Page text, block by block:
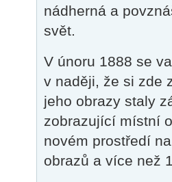
nádherná a
svět.
V únoru 1888 se
v naději, že si zde
jeho obrazy staly
zobrazující místní
novém prostředí
obrazů a více než